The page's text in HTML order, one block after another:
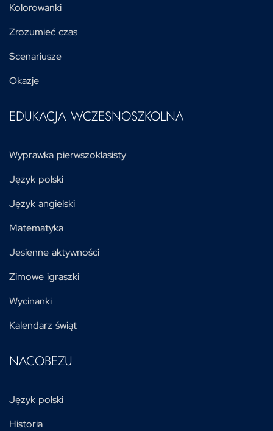
Kolorowanki
Zrozumieć czas
Scenariusze
Okazje
EDUKACJA WCZESNOSZKOLNA
Wyprawka pierwszoklasisty
Język polski
Język angielski
Matematyka
Jesienne aktywności
Zimowe igraszki
Wycinanki
Kalendarz świąt
NACOBEZU
Język polski
Historia